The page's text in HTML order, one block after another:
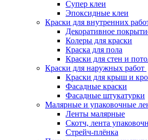
Супер клеи
Эпоксидные клеи
Краски для внутренних
Декоративное
Колеры для краски
Краска для пола
Краски для стен и
Краски для наружных работ
Краски для крыш и
Фасадные краски
Фасадные штукатурки
Малярные и упаковочные
Ленты малярные
Скотч, лента
Стрейч-плёнка